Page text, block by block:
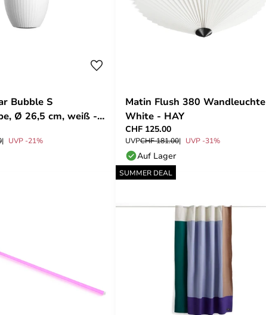
Bubble S
Ø 26,5 cm, weiß -
UVP -21%
Matin Flush 380 Wandleuchte
White - HAY
CHF 125.00
UVPCHF 181.00 UVP -31%
Auf Lager
SUMMER DEAL